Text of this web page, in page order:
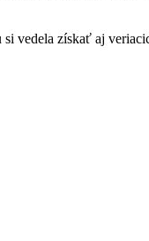
vedela získať aj